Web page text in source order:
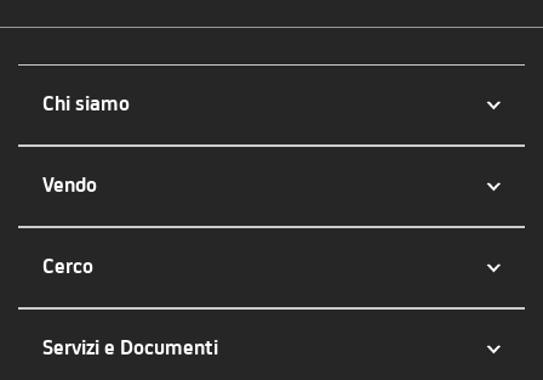
Chi siamo
Vendo
Cerco
Servizi e Documenti